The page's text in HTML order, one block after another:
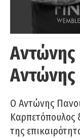
Ο Αντώνης
Καρπετόπουλος
της